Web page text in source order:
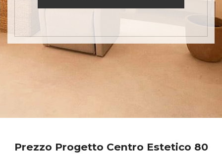
Prezzo Progetto Centro Estetico 80